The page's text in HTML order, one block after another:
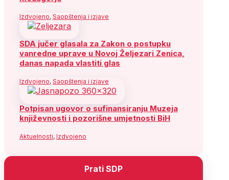
Izdvojeno, Saopštenja i izjave
SDA jučer glasala za Zakon o postupku
vanredne uprave u Novoj Željezari Zenica,
danas napada vlastiti glas
Izdvojeno, Saopštenja i izjave
Potpisan ugovor o sufinansiranju Muzeja
književnosti i pozorišne umjetnosti BiH
Aktuelnosti, Izdvojeno
Prati SDP